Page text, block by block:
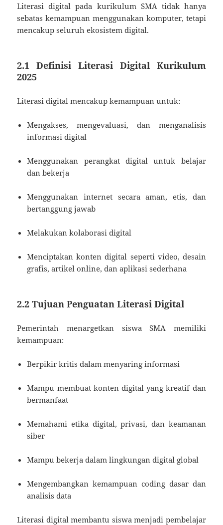
Literasi digital pada kurikulum SMA tidak hanya
sebatas kemampuan menggunakan komputer, tetapi
mencakup seluruh ekosistem digital.
2.1 Definisi Literasi Digital Kurikulum
2025
Literasi digital mencakup kemampuan untuk:
Mengakses, mengevaluasi, dan menganalisis
informasi digital
Menggunakan perangkat digital untuk belajar
dan bekerja
Menggunakan internet secara aman, etis, dan
bertanggung jawab
Melakukan kolaborasi digital
Menciptakan konten digital seperti video, desain
grafis, artikel online, dan aplikasi sederhana
2.2 Tujuan Penguatan Literasi Digital
Pemerintah menargetkan siswa SMA memiliki
kemampuan:
Berpikir kritis dalam menyaring informasi
Mampu membuat konten digital yang kreatif dan
bermanfaat
Memahami etika digital, privasi, dan keamanan
siber
Mampu bekerja dalam lingkungan digital global
Mengembangkan kemampuan coding dasar dan
analisis data
Literasi digital membantu siswa menjadi pembelajar